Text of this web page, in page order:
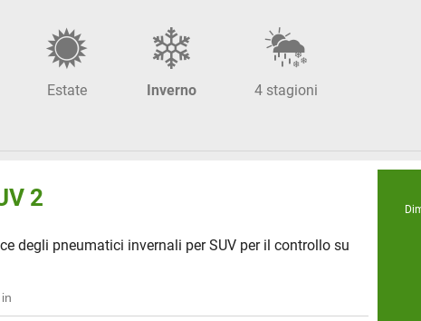
Estate Inverno 4 stagioni
2
degli pneumatici invernali per SUV per il controllo su